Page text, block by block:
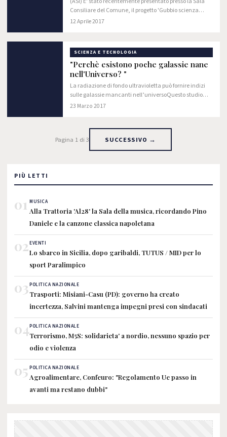
Consiliare del Comune, il progetto 'Gubbio scienza
2017' che verrà organizzato dal 30 giugno al 9 luglio.
12 Aprile 2017
SCIENZA E TECNOLOGIA
"Perchè esistono poche galassie nane
nell'Universo? "
La radiazione di fondo ultravioletta può fornire indizi
sulle galassie mancanti nell’universoQuesto studio
potrà anche contribuire alla produzione di simulazioni
23 Marzo 2017
Pagina 1 di 3 SUCCESSIVO →
PIÙ LETTI
01 MUSICA
Alla Trattoria 'Al28' la Sala della musica, ricordando Pino
Daniele e la canzone classica napoletana
02EVENTI
Lo sbarco in Sicilia, dopo garibaldi, TUTUS / MID per lo
sport Paralimpico
03POLITICA NAZIONALE
Trasporti: Misiani-Casu (PD): governo ha creato
incertezza, Salvini mantenga impegni presi con sindacati
04POLITICA NAZIONALE
Terrorismo, M5S: solidarieta' a nordio, nessuno spazio per
odio e violenza
05 POLITICA NAZIONALE
Agroalimentare, Confeuro: "Regolamento Ue passo in
avanti ma restano dubbi"